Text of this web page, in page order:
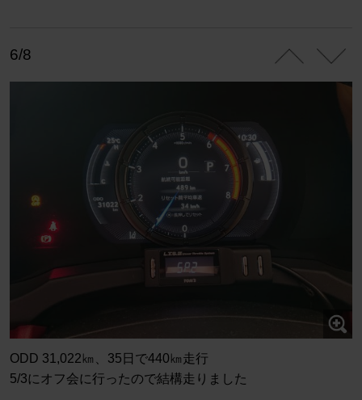
6/8
ODD 31,022㎞、35日で440㎞走行
5/3にオフ会に行ったので結構走りました